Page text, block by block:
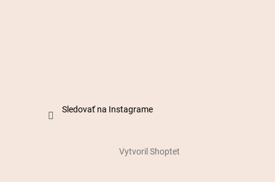
Sledovať na Instagrame
Vytvoril Shoptet